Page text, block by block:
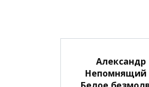
Александр